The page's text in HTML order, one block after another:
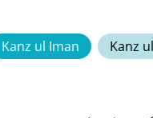
Kanz ul Iman Kanz